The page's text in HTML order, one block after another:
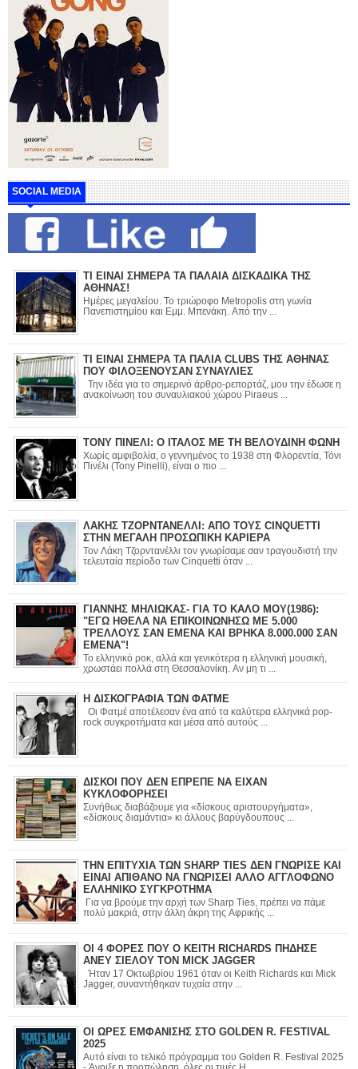
SOCIAL MEDIA
ΤΙ ΕΙΝΑΙ ΣΗΜΕΡΑ ΤΑ ΠΑΛΑΙΑ ΔΙΣΚΑΔΙΚΑ ΤΗΣ
ΑΘΗΝΑΣ!
Ημέρες μεγαλείου. Το τριώροφο Metropolis στη γωνία
Πανεπιστημίου και Εμμ. Μπενάκη. Από την ...
ΤΙ ΕΙΝΑΙ ΣΗΜΕΡΑ ΤΑ ΠΑΛΙΑ CLUBS ΤΗΣ ΑΘΗΝΑΣ
ΠΟΥ ΦΙΛΟΞΕΝΟΥΣΑΝ ΣΥΝΑΥΛΙΕΣ
Την ιδέα για το σημερινό άρθρο-ρεπορτάζ, μου την έδωσε η
ανακοίνωση του συναυλιακού χώρου Piraeus ...
ΤΟΝΥ ΠΙΝΕΛΙ: Ο ΙΤΑΛΟΣ ΜΕ ΤΗ ΒΕΛΟΥΔΙΝΗ ΦΩΝΗ
Χωρίς αμφιβολία, ο γεννημένος το 1938 στη Φλορεντία, Τόνι
Πινέλι (Tony Pinelli), είναι ο πιο ...
ΛΑΚΗΣ ΤΖΟΡΝΤΑΝΕΛΛΙ: ΑΠΟ ΤΟΥΣ CINQUETTI
ΣΤΗΝ ΜΕΓΑΛΗ ΠΡΟΣΩΠΙΚΗ ΚΑΡΙΕΡΑ
Τον Λάκη Τζορντανέλλι τον γνωρίσαμε σαν τραγουδιστή την
τελευταία περίοδο των Cinquetti όταν ...
ΓΙΑΝΝΗΣ ΜΗΛΙΩΚΑΣ- ΓΙΑ ΤΟ ΚΑΛΟ ΜΟΥ(1986):
"ΕΓΩ ΗΘΕΛΑ ΝΑ ΕΠΙΚΟΙΝΩΝΗΣΩ ΜΕ 5.000
ΤΡΕΛΛΟΥΣ ΣΑΝ ΕΜΕΝΑ ΚΑΙ ΒΡΗΚΑ 8.000.000 ΣΑΝ
ΕΜΕΝΑ"!
Το ελληνικό ροκ, αλλά και γενικότερα η ελληνική μουσική,
χρωστάει πολλά στη Θεσσαλονίκη. Αν μη τι ...
Η ΔΙΣΚΟΓΡΑΦΙΑ ΤΩΝ ΦΑΤΜΕ
Οι Φατμέ αποτέλεσαν ένα από τα καλύτερα ελληνικά pop-
rock συγκροτήματα και μέσα από αυτούς ...
ΔΙΣΚΟΙ ΠΟΥ ΔΕΝ ΕΠΡΕΠΕ ΝΑ ΕΙΧΑΝ
ΚΥΚΛΟΦΟΡΗΣΕΙ
Συνήθως διαβάζουμε για «δίσκους αριστουργήματα»,
«δίσκους διαμάντια» κι άλλους βαρύγδουπους ...
ΤΗΝ ΕΠΙΤΥΧΙΑ ΤΩΝ SHARP TIES ΔΕΝ ΓΝΩΡΙΣΕ ΚΑΙ
ΕΙΝΑΙ ΑΠΙΘΑΝΟ ΝΑ ΓΝΩΡΙΣΕΙ ΑΛΛΟ ΑΓΓΛΟΦΩΝΟ
ΕΛΛΗΝΙΚΟ ΣΥΓΚΡΟΤΗΜΑ
Για να βρούμε την αρχή των Sharp Ties, πρέπει να πάμε
πολύ μακριά, στην άλλη άκρη της Αφρικής ...
ΟΙ 4 ΦΟΡΕΣ ΠΟΥ Ο KEITH RICHARDS ΠΗΔΗΣΕ
ΑΝΕΥ ΣΙΕΛΟΥ ΤΟΝ MICK JAGGER
Ήταν 17 Οκτωβρίου 1961 όταν οι Keith Richards και Mick
Jagger, συναντήθηκαν τυχαία στην ...
ΟΙ ΩΡΕΣ ΕΜΦΑΝΙΣΗΣ ΣΤΟ GOLDEN R. FESTIVAL
2025
Αυτό είναι το τελικό πρόγραμμα του Golden R. Festival 2025